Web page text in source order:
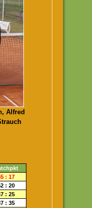
Alfred
: 17
: 20
: 25
: 35